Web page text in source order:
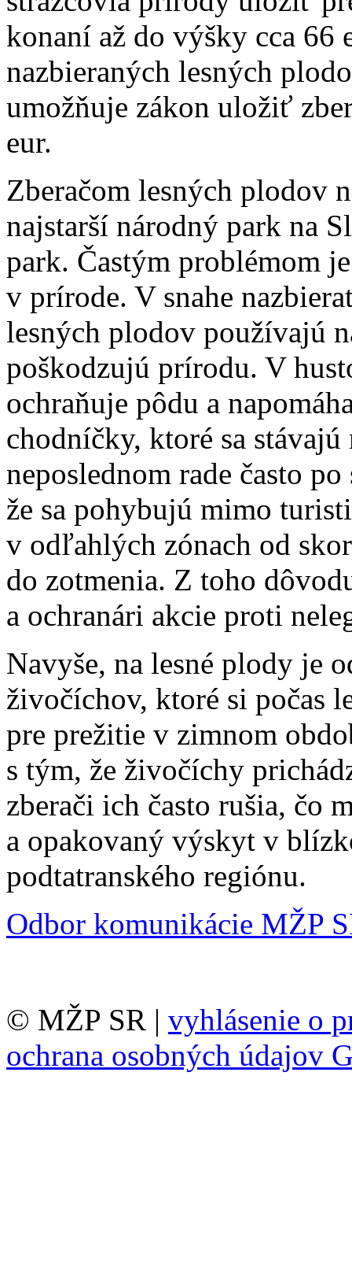
konaní až do výšky cca 66
nazbieraných lesných
umožňuje zákon uložiť
eur.
Zberačom lesných plodov
najstarší národný park na
park. Častým problémom
v prírode. V snahe
lesných plodov používajú
poškodzujú prírodu. V
ochraňuje pôdu a
chodníčky, ktoré sa
neposlednom rade často
že sa pohybujú mimo
v odľahlých zónach od
do zotmenia. Z toho
a ochranári akcie proti
Navyše, na lesné plody je
živočíchov, ktoré si počas
pre prežitie v zimnom
s tým, že živočíchy
zberači ich často rušia, čo
a opakovaný výskyt v
podtatranského regiónu.
Odbor komunikácie MŽP
© MŽP SR | vyhlásenie o
ochrana osobných údajov